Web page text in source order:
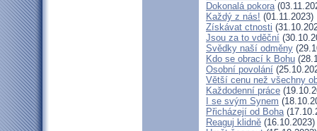
Dokonalá pokora
Každý z nás! (01.11.2023)
Získávat ctnosti
Jsou za to vděční
Svědky naší odměny
Kdo se obrací k Bohu
Osobní povolání
Větší cenu než všechny
Každodenní práce
I se svým Synem
Přicházejí od Boha
Reaguj klidně (16.10.2023)